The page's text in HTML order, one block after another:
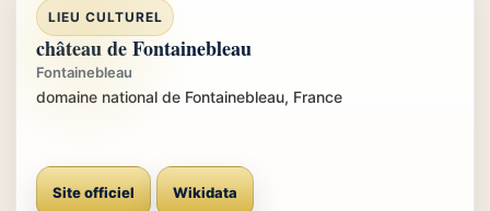
LIEU CULTUREL
château de Fontainebleau
Fontainebleau
domaine national de Fontainebleau, France
Site officiel Wikidata